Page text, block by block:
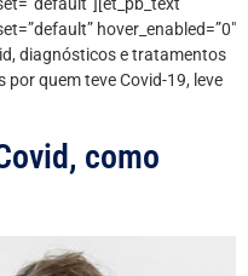
hover_enabled=”0″
diagnósticos e tratamentos
quem teve Covid-19, leve
como